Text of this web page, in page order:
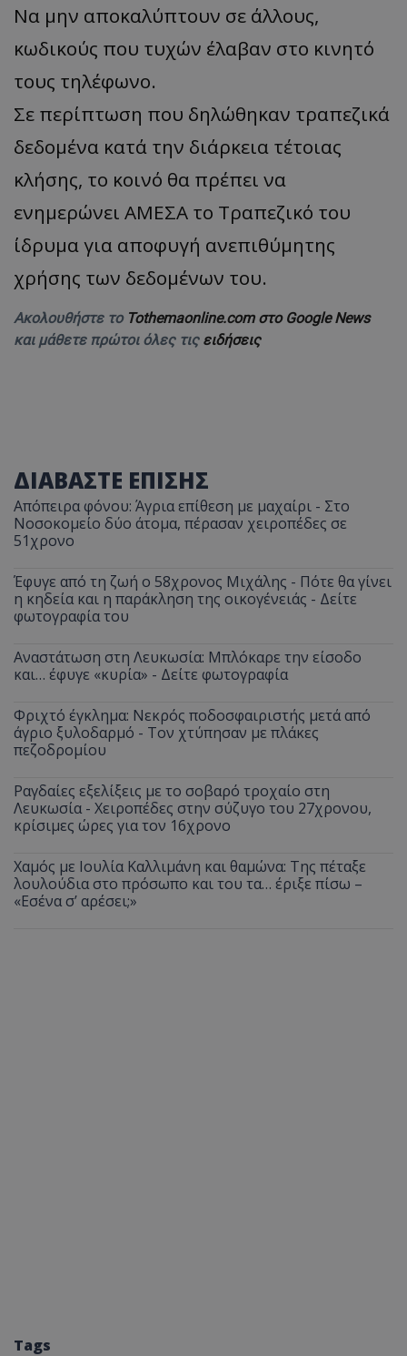
Να μην αποκαλύπτουν σε άλλους,
κωδικούς που τυχών έλαβαν στο κινητό
τους τηλέφωνο.
Σε περίπτωση που δηλώθηκαν τραπεζικά
δεδομένα κατά την διάρκεια τέτοιας
κλήσης, το κοινό θα πρέπει να
ενημερώνει ΑΜΕΣΑ το Τραπεζικό του
ίδρυμα για αποφυγή ανεπιθύμητης
χρήσης των δεδομένων του.
Ακολουθήστε το Tothemaonline.com στο Google News
και μάθετε πρώτοι όλες τις ειδήσεις
ΔΙΑΒΑΣΤΕ ΕΠΙΣΗΣ
Απόπειρα φόνου: Άγρια επίθεση με μαχαίρι - Στο
Νοσοκομείο δύο άτομα, πέρασαν χειροπέδες σε
51χρονο
Έφυγε από τη ζωή ο 58χρονος Μιχάλης - Πότε θα γίνει
η κηδεία και η παράκληση της οικογένειάς - Δείτε
φωτογραφία του
Αναστάτωση στη Λευκωσία: Μπλόκαρε την είσοδο
και… έφυγε «κυρία» - Δείτε φωτογραφία
Φριχτό έγκλημα: Νεκρός ποδοσφαιριστής μετά από
άγριο ξυλοδαρμό - Τον χτύπησαν με πλάκες
πεζοδρομίου
Ραγδαίες εξελίξεις με το σοβαρό τροχαίο στη
Λευκωσία - Χειροπέδες στην σύζυγο του 27χρονου,
κρίσιμες ώρες για τον 16χρονο
Χαμός με Ιουλία Καλλιμάνη και θαμώνα: Της πέταξε
λουλούδια στο πρόσωπο και του τα… έριξε πίσω –
«Εσένα σ’ αρέσει;»
Tags